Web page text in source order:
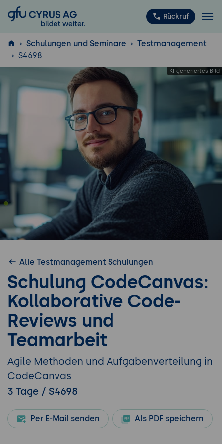
GFU Cyrus AG Rückruf
ISTQB ®
Schulungen und Seminare
Testmanagement
S4698
Alle Testmanagement Schulungen
Schulung CodeCanvas:
Kollaborative Code-
Reviews und
Teamarbeit
Agile Methoden und Aufgabenverteilung in
CodeCanvas
3 Tage / S4698
Per E-Mail senden Als PDF speichern